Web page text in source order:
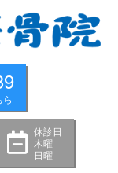
休診日
木曜
日曜